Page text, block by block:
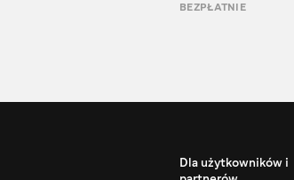
BEZPŁATNIE
Dla użytkowników i